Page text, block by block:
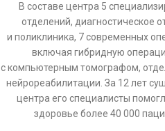
В составе центра 5
отделений, диагностическое
и поликлиника, 7 современных
включая гибридную
с компьютерным томографом,
нейрореабилитации. За 12 лет
центра его специалисты
здоровье более 40 000